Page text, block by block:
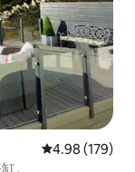
平均评分 4.98
4.98 (179)
。